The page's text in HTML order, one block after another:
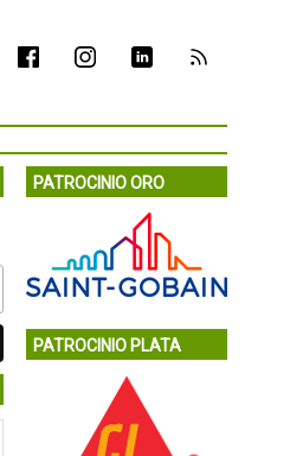
PATROCINIO ORO
PATROCINIO PLATA